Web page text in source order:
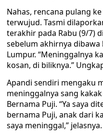
Nahas, rencana pulang
terwujud. Tasmi
terakhir pada Rabu (9/7)
sebelum akhirnya dibawa
Lumpur. “Meninggalnya
kosan, di biliknya.”
Apandi sendiri mengaku
meninggalnya sang
Bernama Puji. “Ya saya
bernama Puji, anak dari
saya meninggal,” jelasnya.